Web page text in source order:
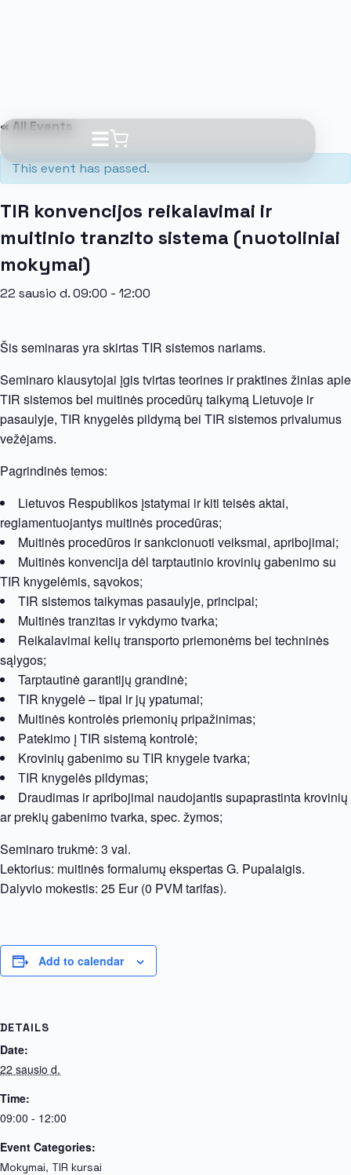
« All Events
This event has passed.
TIR konvencijos reikalavimai ir
muitinio tranzito sistema (nuotoliniai
mokymai)
22 sausio d. 09:00 - 12:00
Šis seminaras yra skirtas TIR sistemos nariams.
Seminaro klausytojai įgis tvirtas teorines ir praktines žinias apie
TIR sistemos bei muitinės procedūrų taikymą Lietuvoje ir
pasaulyje, TIR knygelės pildymą bei TIR sistemos privalumus
vežėjams.
Pagrindinės temos:
Lietuvos Respublikos įstatymai ir kiti teisės aktai,
reglamentuojantys muitinės procedūras;
Muitinės procedūros ir sankcionuoti veiksmai, apribojimai;
Muitinės konvencija dėl tarptautinio krovinių gabenimo su
TIR knygelėmis, sąvokos;
TIR sistemos taikymas pasaulyje, principai;
Muitinės tranzitas ir vykdymo tvarka;
Reikalavimai kelių transporto priemonėms bei techninės
sąlygos;
Tarptautinė garantijų grandinė;
TIR knygelė – tipai ir jų ypatumai;
Muitinės kontrolės priemonių pripažinimas;
Patekimo į TIR sistemą kontrolė;
Krovinių gabenimo su TIR knygele tvarka;
ТIR knygelės pildymas;
Draudimas ir apribojimai naudojantis supaprastinta krovinių
ar prekių gabenimo tvarka, spec. žymos;
Seminaro trukmė: 3 val.
Lektorius: muitinės formalumų ekspertas G. Pupalaigis.
Dalyvio mokestis: 25 Eur (0 PVM tarifas).
Add to calendar
DETAILS
Date:
22 sausio d.
Time:
09:00 - 12:00
Event Categories:
Mokymai, TIR kursai